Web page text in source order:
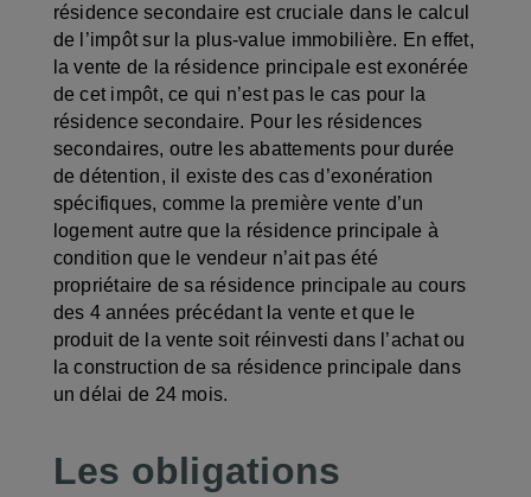
résidence secondaire est cruciale dans le calcul
de l’impôt sur la plus-value immobilière. En effet,
la vente de la résidence principale est exonérée
de cet impôt, ce qui n’est pas le cas pour la
résidence secondaire. Pour les résidences
secondaires, outre les abattements pour durée
de détention, il existe des cas d’exonération
spécifiques, comme la première vente d’un
logement autre que la résidence principale à
condition que le vendeur n’ait pas été
propriétaire de sa résidence principale au cours
des 4 années précédant la vente et que le
produit de la vente soit réinvesti dans l’achat ou
la construction de sa résidence principale dans
un délai de 24 mois.
Les obligations